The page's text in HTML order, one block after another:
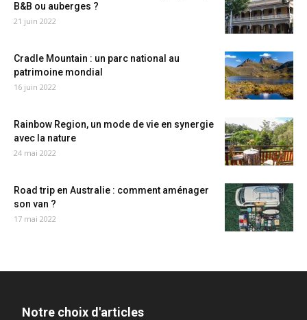
B&B ou auberges ?
21 juin 2022
Cradle Mountain : un parc national au
patrimoine mondial
16 juin 2022
Rainbow Region, un mode de vie en synergie
avec la nature
24 mai 2022
Road trip en Australie : comment aménager
son van ?
17 mai 2022
Notre choix d'articles